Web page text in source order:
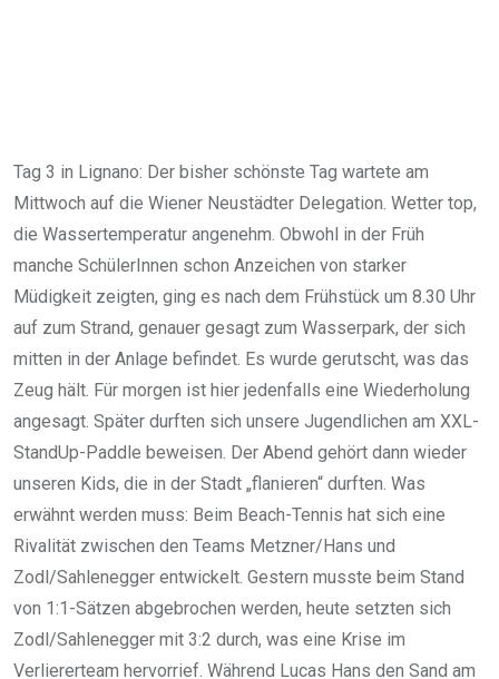
Tag 3 in Lignano: Der bisher schönste Tag wartete am
Mittwoch auf die Wiener Neustädter Delegation. Wetter top,
die Wassertemperatur angenehm. Obwohl in der Früh
manche SchülerInnen schon Anzeichen von starker
Müdigkeit zeigten, ging es nach dem Frühstück um 8.30 Uhr
auf zum Strand, genauer gesagt zum Wasserpark, der sich
mitten in der Anlage befindet. Es wurde gerutscht, was das
Zeug hält. Für morgen ist hier jedenfalls eine Wiederholung
angesagt. Später durften sich unsere Jugendlichen am XXL-
StandUp-Paddle beweisen. Der Abend gehört dann wieder
unseren Kids, die in der Stadt „flanieren“ durften. Was
erwähnt werden muss: Beim Beach-Tennis hat sich eine
Rivalität zwischen den Teams Metzner/Hans und
Zodl/Sahlenegger entwickelt. Gestern musste beim Stand
von 1:1-Sätzen abgebrochen werden, heute setzten sich
Zodl/Sahlenegger mit 3:2 durch, was eine Krise im
Verliererteam hervorrief. Während Lucas Hans den Sand am